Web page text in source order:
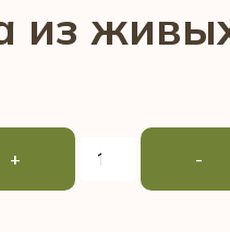
из
+ -